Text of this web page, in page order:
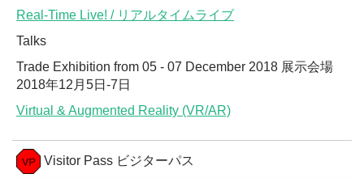
Real-Time Live! / リアルタイムライブ
Talks
Trade Exhibition from 05 - 07 December 2018 展示会場
2018年12月5日-7日
Virtual & Augmented Reality (VR/AR)
Visitor Pass ビジターパス